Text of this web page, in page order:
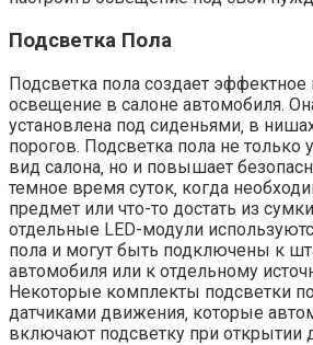
Подсветка Пола
Подсветка пола создает
освещение в салоне автомобиля.
установлена под сиденьями‚ в
порогов. Подсветка пола не
вид салона‚ но и повышает
темное время суток‚ когда
предмет или что-то достать из
отдельные LED-модули
пола и могут быть подключены к
автомобиля или к отдельному
Некоторые комплекты подсветки
датчиками движения‚ которые
включают подсветку при открытии